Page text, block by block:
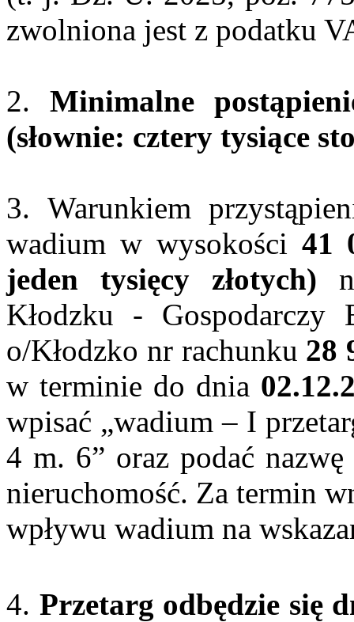
zwolniona jest z podatku
2. Minimalne
(słownie: cztery tysiące
3. Warunkiem
wadium w wysokości 41
jeden tysięcy złotych)
Kłodzku - Gospodarczy
o/Kłodzko nr rachunku 28
w terminie do dnia
wpisać „wadium – I
4 m. 6” oraz podać
nieruchomość. Za termin
wpływu wadium na
4. Przetarg odbędzie się